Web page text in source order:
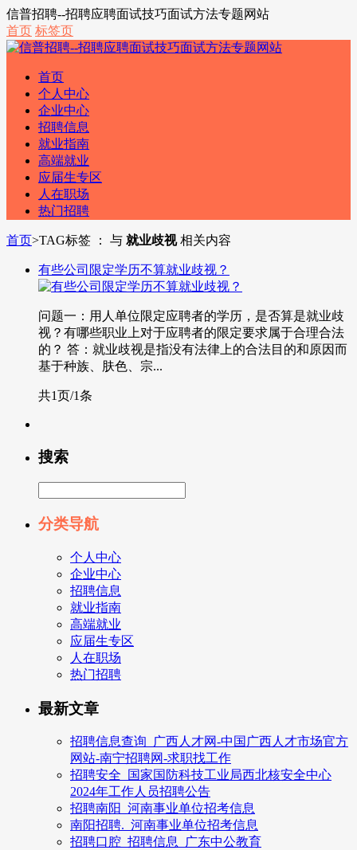
信普招聘--招聘应聘面试技巧面试方法专题网站
首页 标签页
首页
个人中心
企业中心
招聘信息
就业指南
高端就业
应届生专区
人在职场
热门招聘
首页>TAG标签 ： 与 就业歧视相关内容
有些公司限定学历不算就业歧视？
问题一：用人单位限定应聘者的学历，是否算是就业歧
视？有哪些职业上对于应聘者的限定要求属于合理合法
的？ 答：就业歧视是指没有法律上的合法目的和原因而
基于种族、肤色、宗...
共1页/1条
搜索
分类导航
个人中心
企业中心
招聘信息
就业指南
高端就业
应届生专区
人在职场
热门招聘
最新文章
招聘信息查询_广西人才网-中国广西人才市场官方
网站-南宁招聘网-求职找工作
招聘安全_国家国防科技工业局西北核安全中心
2024年工作人员招聘公告
招聘南阳_河南事业单位招考信息
南阳招聘._河南事业单位招考信息
招聘口腔_招聘信息_广东中公教育